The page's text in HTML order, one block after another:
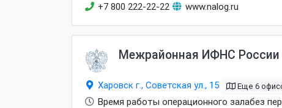
+7 800 222-22-22
www.nalog.ru
Межрайонная ИФНС России
Харовск г., Советская ул., 15 Еще 6
Время работы операционного залабез